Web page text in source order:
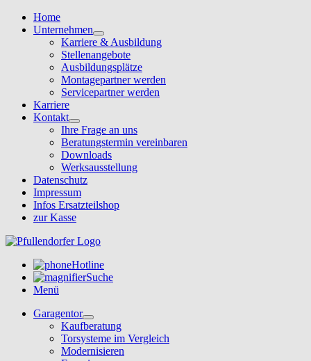
Home
Unternehmen
Karriere & Ausbildung
Stellenangebote
Ausbildungsplätze
Montagepartner werden
Servicepartner werden
Karriere
Kontakt
Ihre Frage an uns
Beratungstermin vereinbaren
Downloads
Werksausstellung
Datenschutz
Impressum
Infos Ersatzteilshop
zur Kasse
Hotline
Suche
Menü
Garagentor
Kaufberatung
Torsysteme im Vergleich
Modernisieren